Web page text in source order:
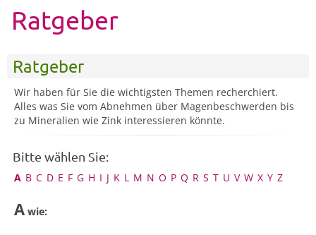
Ratgeber
Ratgeber
Wir haben für Sie die wichtigsten Themen recherchiert.
Alles was Sie vom Abnehmen über Magenbeschwerden bis
zu Mineralien wie Zink interessieren könnte.
Bitte wählen Sie:
A B C D E F G H I J K L M N O P Q R S T U V W X Y Z
A wie: